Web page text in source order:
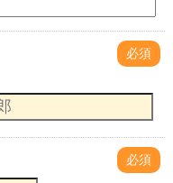
必須
必須